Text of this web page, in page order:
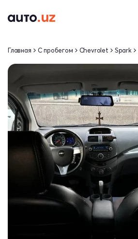
Главная С пробегом Chevrolet Spark